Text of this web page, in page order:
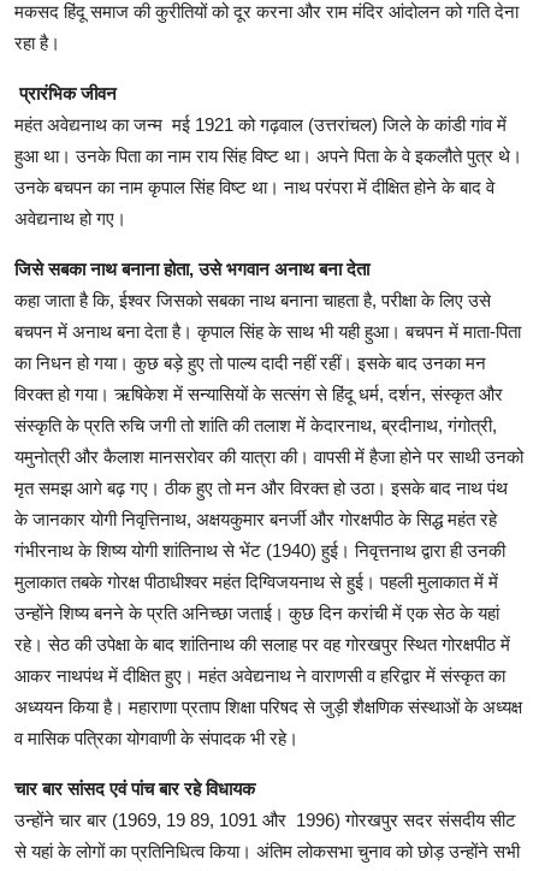
मकसद हिंदू समाज की कुरीतियों को दूर करना और राम मंदिर आंदोलन को गति देना
रहा है।
प्रारंभिक जीवन
महंत अवेद्यनाथ का जन्म मई 1921 को गढ़वाल (उत्तरांचल) जिले के कांडी गांव में
हुआ था। उनके पिता का नाम राय सिंह विष्ट था। अपने पिता के वे इकलौते पुत्र थे।
उनके बचपन का नाम कृपाल सिंह विष्ट था। नाथ परंपरा में दीक्षित होने के बाद वे
अवेद्यनाथ हो गए।
जिसे सबका नाथ बनाना होता, उसे भगवान अनाथ बना देता
कहा जाता है कि, ईश्वर जिसको सबका नाथ बनाना चाहता है, परीक्षा के लिए उसे
बचपन में अनाथ बना देता है। कृपाल सिंह के साथ भी यही हुआ। बचपन में माता-पिता
का निधन हो गया। कुछ बड़े हुए तो पाल्य दादी नहीं रहीं। इसके बाद उनका मन
विरक्त हो गया। ऋषिकेश में सन्यासियों के सत्संग से हिंदू धर्म, दर्शन, संस्कृत और
संस्कृति के प्रति रुचि जगी तो शांति की तलाश में केदारनाथ, ब्रदीनाथ, गंगोत्री,
यमुनोत्री और कैलाश मानसरोवर की यात्रा की। वापसी में हैजा होने पर साथी उनको
मृत समझ आगे बढ़ गए। ठीक हुए तो मन और विरक्त हो उठा। इसके बाद नाथ पंथ
के जानकार योगी निवृत्तिनाथ, अक्षयकुमार बनर्जी और गोरक्षपीठ के सिद्ध महंत रहे
गंभीरनाथ के शिष्य योगी शांतिनाथ से भेंट (1940) हुई। निवृत्तनाथ द्वारा ही उनकी
मुलाकात तबके गोरक्ष पीठाधीश्वर महंत दिग्विजयनाथ से हुई। पहली मुलाकात में में
उन्होंने शिष्य बनने के प्रति अनिच्छा जताई। कुछ दिन करांची में एक सेठ के यहां
रहे। सेठ की उपेक्षा के बाद शांतिनाथ की सलाह पर वह गोरखपुर स्थित गोरक्षपीठ में
आकर नाथपंथ में दीक्षित हुए। महंत अवेद्यनाथ ने वाराणसी व हरिद्वार में संस्कृत का
अध्ययन किया है। महाराणा प्रताप शिक्षा परिषद से जुड़ी शैक्षणिक संस्थाओं के अध्यक्ष
व मासिक पत्रिका योगवाणी के संपादक भी रहे।
चार बार सांसद एवं पांच बार रहे विधायक
उन्होंने चार बार (1969, 19 89, 1091 और 1996) गोरखपुर सदर संसदीय सीट
से यहां के लोगों का प्रतिनिधित्व किया। अंतिम लोकसभा चुनाव को छोड़ उन्होंने सभी